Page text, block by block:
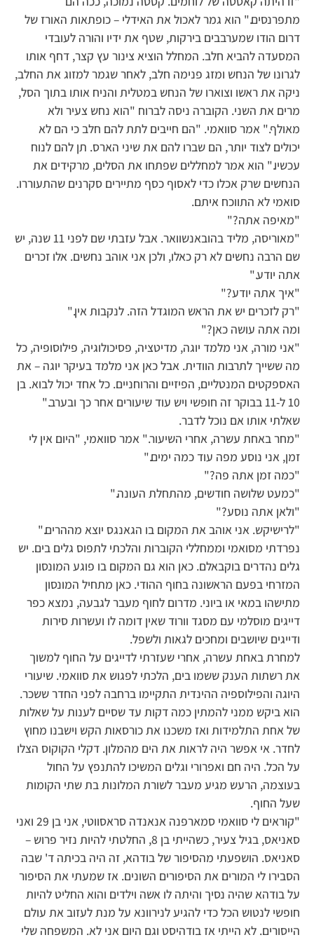
מתפרנסים." הוא גמר לאכול את האידלי – כופתאות האורז של
דרום הודו שמערבבים בירקות, שטף את ידיו והורה לעובדי
המסעדה להביא חלב. המחלל הוציא צינור עץ קצר, דחף אותו
לגרונו של הנחש ומזג פנימה חלב, לאחר שגמר למזוג את החלב,
ניקה את ראשו וצוארו של הנחש במטלית והניח אותו בתוך הסל,
מרים את השני. הקוברה ניסה לברוח "הוא נחש צעיר ולא
מאולף." אמר סוואמי. "הם חייבים לתת להם חלב כי הם לא
יכולים לצוד יותר, הם שברו להם את שיני הארס. תן להם לנוח
עכשיו." הוא אמר למחללים שפתחו את הסלים, מרקידים את
הנחשים שרק אכלו כדי לאסוף כסף מתיירים סקרנים שהתעוררו.
סואמי לא התווכח איתם.
"מאיפה אתה?"
"מאוריסה, מליד בהובאנשוואר. אבל עזבתי שם לפני 11 שנה, יש
שם הרבה נחשים לא רק כאלו, ולכן אני אוהב נחשים. אלו זכרים
אתה יודע."
"איך אתה יודע?"
"רק לזכרים יש את הראש המוגדל הזה. לנקבות אין."
ומה אתה עושה כאן?"
"אני מורה, אני מלמד יוגה, מדיטציה, פסיכולוגיה, פילוסופיה, כל
מה ששייך לתרבות הוודית. אבל כאן אני מלמד בעיקר יוגה – את
האספקטים המנטליים, הפיזיים והרוחניים. כל אחד יכול לבוא. בן
10 ל-11 בבוקר זה חופשי ויש עוד שיעורים אחר כך ובערב."
שאלתי אותו אם נוכל לדבר.
"מחר באחת עשרה, אחרי השיעור." אמר סוואמי, "היום אין לי
זמן, אני נוסע מפה עוד כמה ימים."
"כמה זמן אתה פה?"
"כמעט שלושה חודשים, מהתחלת העונה."
"ולאן אתה נוסע?"
"לרישיקש. אני אוהב את המקום בו הגאנגס יוצא מההרים."
נפרדתי מסואמי וממחללי הקוברות והלכתי לתפוס גלים בים. יש
גלים נהדרים בוקבאלם. כאן הוא גם המקום בו פוגע המונסון
המזרחי בפעם הראשונה בחוף ההודי. כאן מתחיל המונסון
מתישהו במאי או ביוני. מדרום לחוף מעבר לגבעה, נמצא כפר
דייגים מוסלמי עם מסגד וורוד שאין דומה לו ועשרות סירות
ודייגים שיושבים ומחכים לגאות ולשפל.
למחרת באחת עשרה, אחרי שעזרתי לדייגים על החוף למשוך
את רשתות הענק ששמו בים, הלכתי לפגוש את סוואמי. שיעורי
היוגה והפילוספיה ההינדית התקיימו ברחבה לפני החדר ששכר.
הוא ביקש ממני להמתין כמה דקות עד שסיים לענות על שאלות
של אחת התלמידות ואז משכנו את כורסאות הקש וישבנו מחוץ
לחדר. אי אפשר היה לראות את הים מהמלון. דקלי הקוקוס הצלו
על הכל. היה חם ואפרורי וגלים המשיכו להתנפץ על החול
בעוצמה, הרעש מגיע מעבר לשורת המלונות בת שתי הקומות
שעל החוף.
"קוראים לי סוואמי סמארפנה אנאנדה סראסווטי, אני בן 29 ואני
סאניאס, בגיל צעיר, כשהייתי בן 8, החלטתי להיות נזיר פרוש –
סאניאס. הושפעתי מהסיפור של בודהא, זה היה בכיתה ד' שבה
הסבירו לי המורים את הסיפורים השונים. אז שמעתי את הסיפור
על בודהא שהיה נסיך והיתה לו אשה וילדים והוא החליט להיות
חופשי לנטוש הכל כדי להגיע לנירוונא על מנת לעזוב את עולם
הייסורים. לא הייתי אז בודהיסט וגם היום אני לא. המשפחה שלי